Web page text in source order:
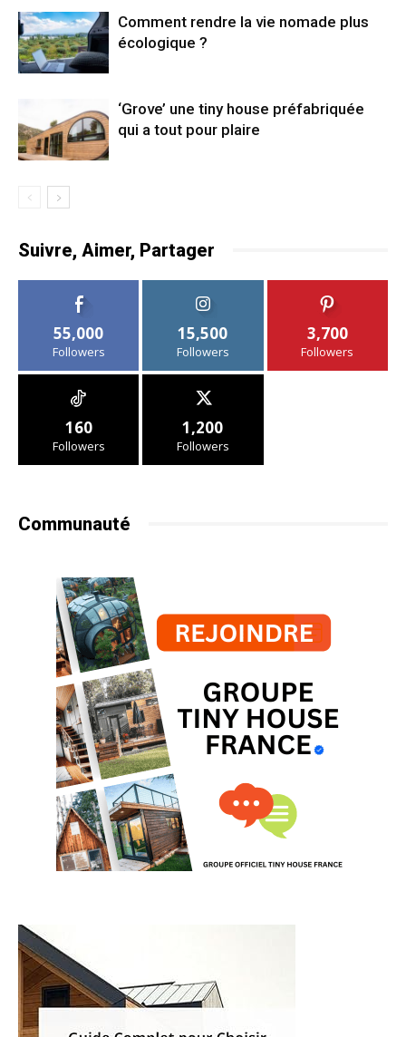
Comment rendre la vie nomade plus
écologique ?
‘Grove’ une tiny house préfabriquée
qui a tout pour plaire
Suivre, Aimer, Partager
55,000
Followers
15,500
Followers
3,700
Followers
160
Followers
1,200
Followers
Communauté